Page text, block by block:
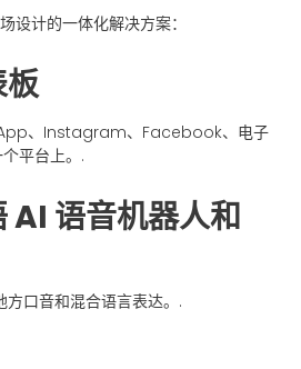
计的一体化解决方案：
、Instagram、Facebook、电子
平台上。.
AI 语音机器人和
方口音和混合语言表达。.